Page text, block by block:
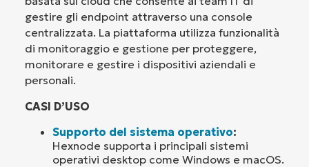
gestire gli endpoint attraverso una console
centralizzata. La piattaforma utilizza funzionalità
di monitoraggio e gestione per proteggere,
monitorare e gestire i dispositivi aziendali e
personali.
CASI D’USO
Supporto del sistema operativo:
Hexnode supporta i principali sistemi
operativi desktop come Windows e macOS.